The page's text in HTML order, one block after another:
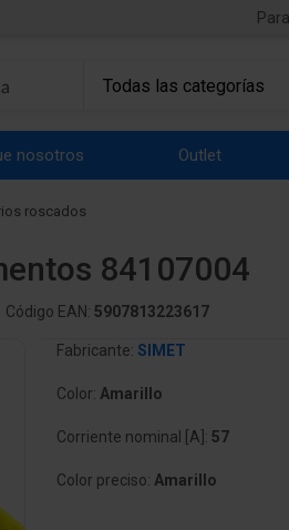
nosotros Outlet
roscados
84107004
Código EAN: 5907813223617
Fabricante: SIMET
Color: Amarillo
Corriente nominal [A]: 57
Color preciso: Amarillo